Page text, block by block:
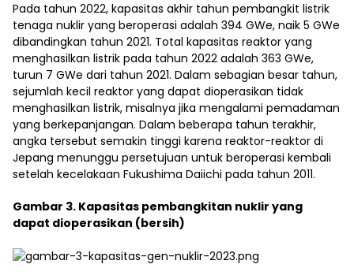
Pada tahun 2022, kapasitas akhir tahun pembangkit listrik
tenaga nuklir yang beroperasi adalah 394 GWe, naik 5 GWe
dibandingkan tahun 2021. Total kapasitas reaktor yang
menghasilkan listrik pada tahun 2022 adalah 363 GWe,
turun 7 GWe dari tahun 2021. Dalam sebagian besar tahun,
sejumlah kecil reaktor yang dapat dioperasikan tidak
menghasilkan listrik, misalnya jika mengalami pemadaman
yang berkepanjangan. Dalam beberapa tahun terakhir,
angka tersebut semakin tinggi karena reaktor-reaktor di
Jepang menunggu persetujuan untuk beroperasi kembali
setelah kecelakaan Fukushima Daiichi pada tahun 2011.
Gambar 3. Kapasitas pembangkitan nuklir yang
dapat dioperasikan (bersih)